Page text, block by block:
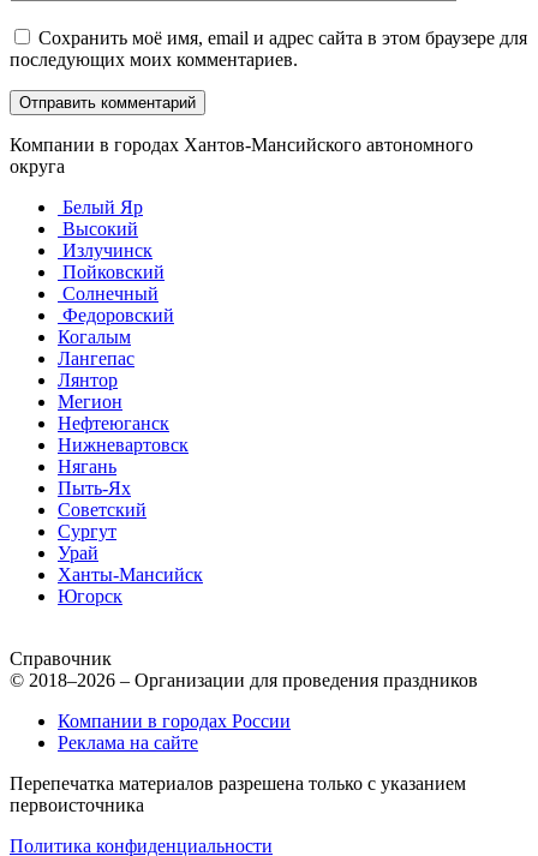
Сохранить моё имя, email и адрес сайта в этом браузере для
последующих моих комментариев.
Компании в городах Хантов-Мансийского автономного
округа
Белый Яр
Высокий
Излучинск
Пойковский
Солнечный
Федоровский
Когалым
Лангепас
Лянтор
Мегион
Нефтеюганск
Нижневартовск
Нягань
Пыть-Ях
Советский
Сургут
Урай
Ханты-Мансийск
Югорск
Справочник
© 2018–2026 – Организации для проведения праздников
Компании в городах России
Реклама на сайте
Перепечатка материалов разрешена только с указанием
первоисточника
Политика конфиденциальности